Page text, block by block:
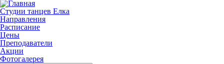
Студии танцев Елка
Направления
Расписание
Цены
Преподаватели
Акции
Фотогалерея